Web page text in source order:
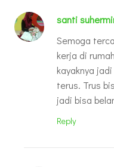
santi
Semoga
kerja di
kayaknya
terus. Trus
jadi bisa
Reply